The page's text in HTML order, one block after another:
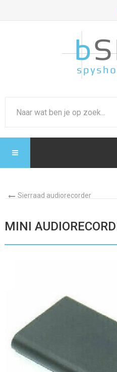
Sierraad audiorecorder
MINI